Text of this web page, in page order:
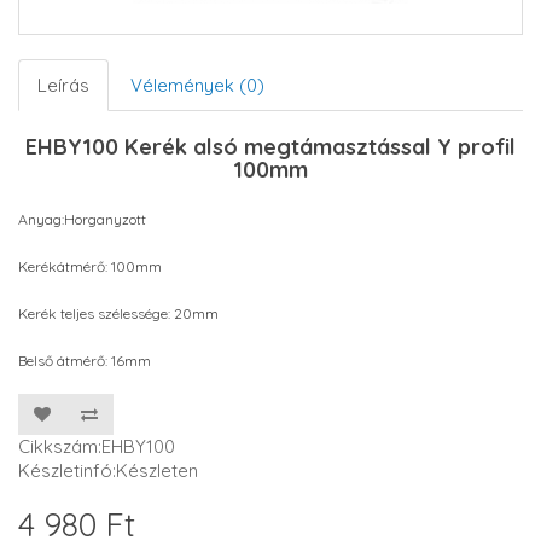
Leírás Vélemények (0)
EHBY100 Kerék alsó megtámasztással Y profil
100mm
Anyag:Horganyzott
Kerékátmérő: 100mm
Kerék teljes szélessége: 20mm
Belső átmérő: 16mm
Cikkszám:EHBY100
Készletinfó:Készleten
4 980 Ft